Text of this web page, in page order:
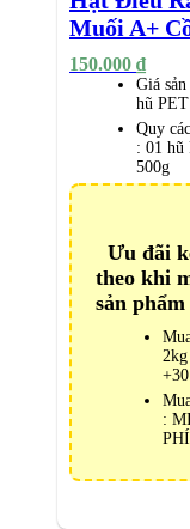
Muối A+
150.000 ₫
Giá
hũ PET
Quy
: 01 hũ
500g
Ưu đãi
theo khi
sản phẩm
2kg
: